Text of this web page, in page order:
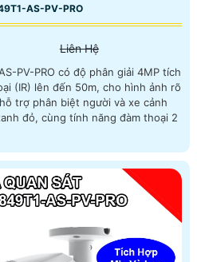
AS-PV-PRO
Liên Hệ
PV-PRO có độ phân giải 4MP tích
(IR) lên đến 50m, cho hình ảnh rõ
đỏ, cùng tính năng đàm thoại 2